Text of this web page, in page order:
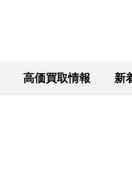
高価買取情報 新